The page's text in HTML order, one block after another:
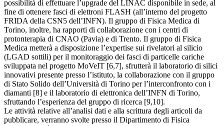
possibilità di effettuare l’upgrade del LINAC disponibile in sede, al
fine di ottenere fasci di elettroni FLASH (all’interno del progetto
FRIDA della CSN5 dell’INFN). Il gruppo di Fisica Medica di
Torino, inoltre, ha rapporti di collaborazione con i centri di
protonterapia di CNAO (Pavia) e di Trento. Il gruppo di Fisica
Medica metterà a disposizione l’expertise sui rivelatori al silicio
(LGAD sottili) per il monitoraggio dei fasci di particelle cariche
sviluppata nel progetto MoVeIT [6,7], sfrutterà il laboratorio di silici
innovativi presente presso l’istituto, la collaborazione con il gruppo
di Stato Solido dell’Università di Torino per l’interconfronto con i
diamanti [8] e il laboratorio di elettronica dell’INFN di Torino,
sfruttando l’esperienza del gruppo di ricerca [9,10].
Le attività relative all’analisi dati e alla scrittura degli articoli da
pubblicare, verranno svolte presso il Dipartimento di Fisica